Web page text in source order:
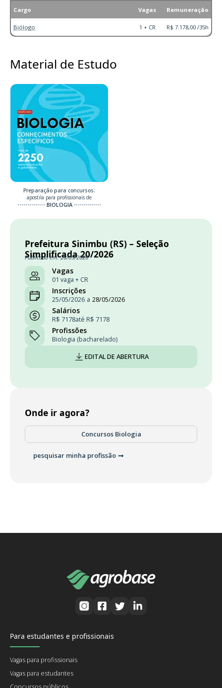
Cargo Vagas Remuneração
Biólogo 1 + CR R$ 7.178,00 /35h
Material de Estudo
Preparação para concursos:
apostila para profissionais de
BIOLOGIA
Prefeitura Sinimbu (RS) – Seleção
Simplificada 20/2026
Publicado em: 28/05/2026
Vagas
01 vaga + CR
Inscrições
25/05/2026 a 28/05/2026
Salários
R$ 7178até R$ 7178
Profissões
Biologia (bacharelado)
EDITAL DE ABERTURA
Onde ir agora?
Concursos Biologia
pesquisar minha profissão
Para estudantes e profissionais
Vagas para profissionais
Vagas para estudantes